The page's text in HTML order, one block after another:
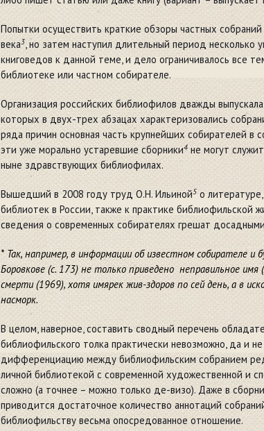
Попытки осуществить краткие обзоры частных
века3, но затем наступил длительный период несколько
книговедов к данной теме, и дело ограничивалось все
библиотеке или частном собирателе.
Организация российских библиофилов дважды
которых в двух-трех абзацах характеризовались
ряда причин основная часть крупнейших собирателей в
эти уже морально устаревшие сборники4 не могут
ныне здравствующих библиофилах.
Вышедший в 2008 году труд О.Н. Ильиной5 о
библиотек в России, также к практике библиофильской
сведения о современных собирателях грешат
* Так, например, в информации об известном собирателе и
Боровкове (с. 173) не только приведено неправильное имя
смерти (1969), хотя имярек жив-здоров по сей день, а в
насморк.
В целом, наверное, составить сводный перечень
библиофильского толка практически невозможно, да и
дифференциацию между библиофильским собранием
личной библиотекой с современной художественной и
сложно (а точнее – можно только де-визо). Даже в
приводится достаточное количество аннотаций
библиофильству весьма опосредованное отношение.